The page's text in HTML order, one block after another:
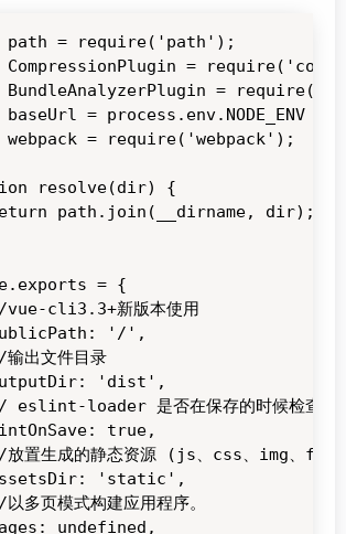
path = require('path');
CompressionPlugin =
BundleAnalyzerPlugin =
baseUrl =
webpack = require('webpack');
resolve(dir) {
path.join(__dirname, dir);
= {
cli3.3+新版本使用
'/',
出文件目录
'dist',
eslint-loader 是否在保存的时候检查
true,
置生成的静态资源 (js、css、img、
'static',
多页模式构建应用程序。
undefined,